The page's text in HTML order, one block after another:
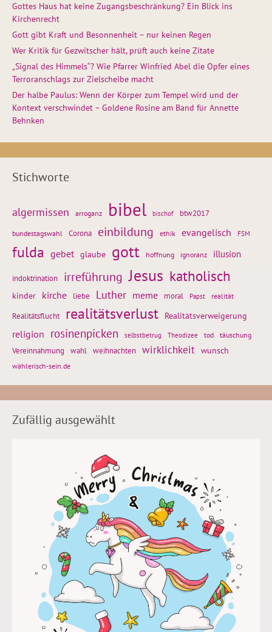
Gottes Haus hat keine Zugangsbeschränkung? Ein Blick ins
Kirchenrecht
Gott gibt Kraft und Besonnenheit – nur keinen Regen
Wer Kritik für Gezwitscher hält, prüft auch keine Zitate
„Signal des Himmels“? Wie Pfarrer Winfried Abel die Opfer eines
Terroranschlags zur Zielscheibe macht
Der halbe Paulus: Wenn der Körper zum Tempel wird und der
Kontext verschwindet – Goldene Rosine am Band für Annette
Behnken
Stichworte
algermissen arroganz bibel bischof btw2017
bundestagswahl Corona einbildung ethik evangelisch FSM
fulda gebet glaube gott hoffnung ignoranz illusion
indoktrination irreführung Jesus katholisch
kinder kirche liebe Luther meme moral Papst realität
Realitätsflucht realitätsverlust Realitätsverweigerung
religion rosinenpicken selbstbetrug Theodizee tod täuschung
Vereinnahmung wahl weihnachten wirklichkeit wunsch
wählerisch-sein.de
Zufällig ausgewählt